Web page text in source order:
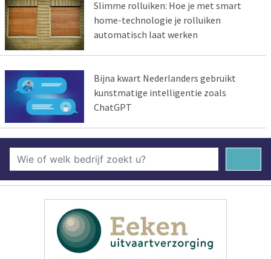
Slimme rolluiken: Hoe je met smart
home-technologie je rolluiken
automatisch laat werken
Bijna kwart Nederlanders gebruikt
kunstmatige intelligentie zoals
ChatGPT